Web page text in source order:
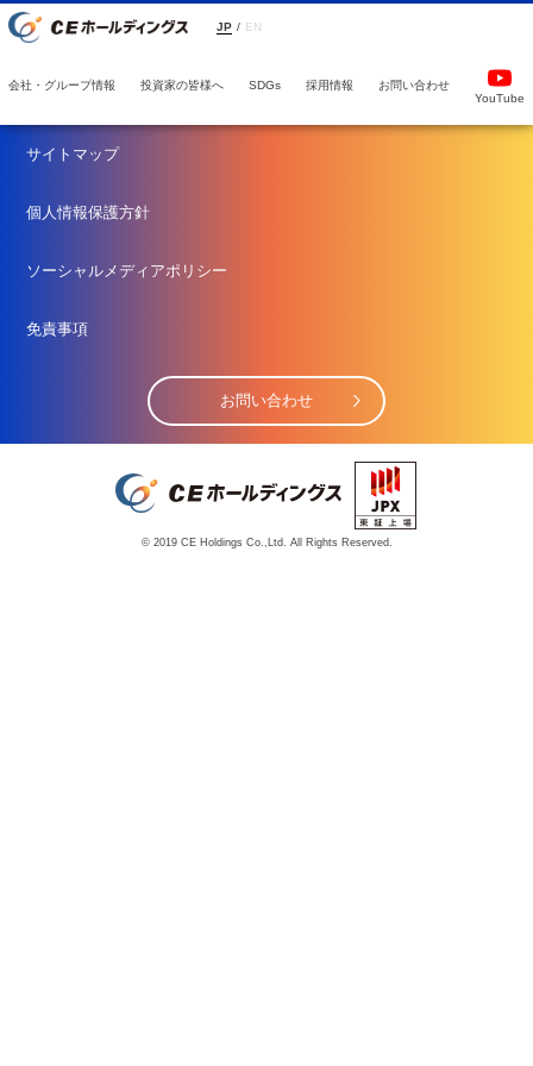
JP / EN
会社・グループ情報 投資家の皆様へ SDGs 採用情報
お問い合わせ
YouTube
サイトマップ
個人情報保護方針
ソーシャルメディアポリシー
免責事項
お問い合わせ
© 2019 CE Holdings Co.,Ltd. All Rights Reserved.